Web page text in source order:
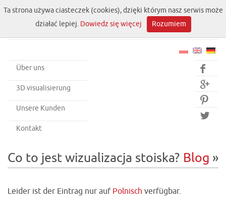




Über uns
3D visualisierung
Unsere Kunden
Kontakt
Co to jest wizualizacja stoiska? Blog »
Leider ist der Eintrag nur auf Polnisch verfügbar.
Ta strona używa ciasteczek (cookies), dzięki którym nasz serwis może
działać lepiej. Dowiedz się więcej Rozumiem